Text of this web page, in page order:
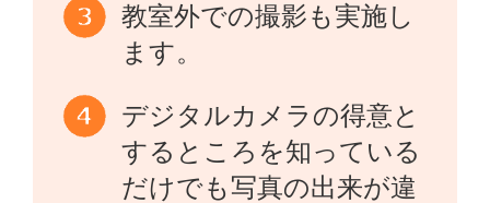
教室外での撮影も実施し
ます。
デジタルカメラの得意と
するところを知っている
だけでも写真の出来が違